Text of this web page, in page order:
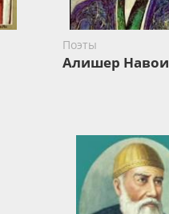
Поэты
Алишер Навои